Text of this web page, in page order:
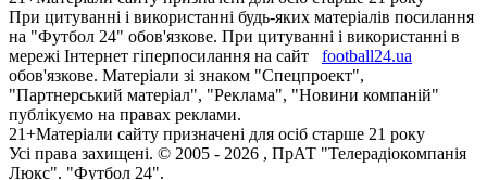
При цитуванні і використанні будь-яких матеріалів посилання
на "Футбол 24" обов'язкове. При цитуванні і використанні в
мережі Інтернет гіперпосилання на сайт
football24.ua
обов'язкове. Матеріали зі знаком "Спецпроект",
"Партнерський матеріал", "Реклама", "Новини компаній"
публікуємо на правах реклами.
21+Матеріали сайту призначені для осіб старше 21 року
Усi права захищенi. © 2005 - 2026 , ПрАТ "Телерадіокомпанія
Люкс". "Футбол 24".